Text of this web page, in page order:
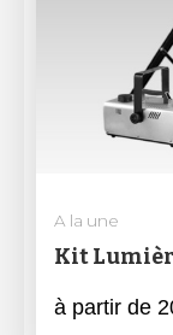
A la une
Kit
à partir de